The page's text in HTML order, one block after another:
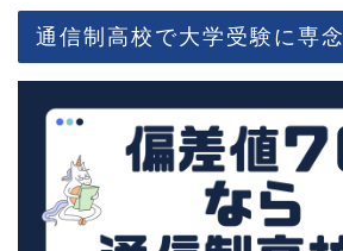
通信制高校で大学受験に専念